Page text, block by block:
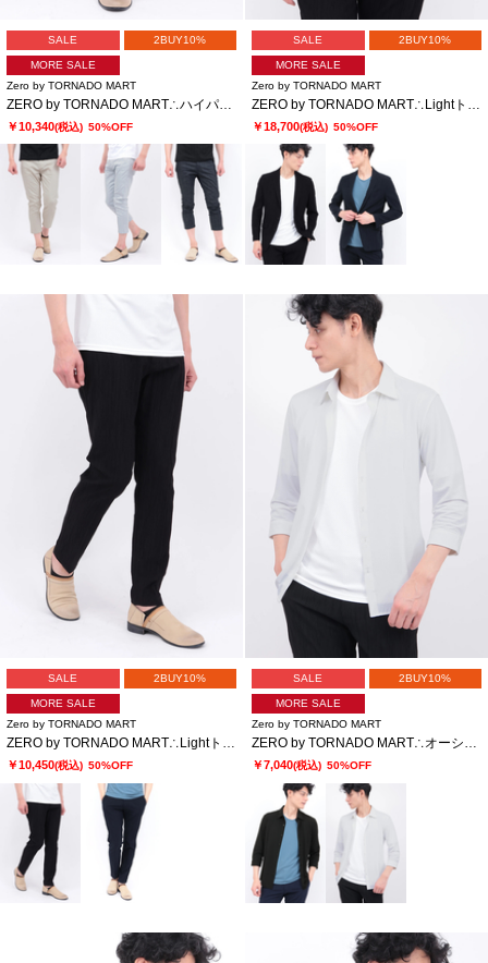
SALE 2BUY10%
MORE SALE
Zero by TORNADO MART
ZERO by TORNADO MART∴ハイパーデニムクロップドパンツ
￥10,340(税込) 50%OFF
SALE 2BUY10%
MORE SALE
Zero by TORNADO MART
￥18,700(税込) 50%OFF
SALE 2BUY10%
MORE SALE
Zero by TORNADO MART
ZERO by TORNADO MART∴Lightトリコットワッシャーイージースラックス
￥10,450(税込) 50%OFF
SALE 2BUY10%
MORE SALE
Zero by TORNADO MART
ZERO by TORNADO MART∴オーシャンリップルジャージー7分袖シャツ
￥7,040(税込) 50%OFF